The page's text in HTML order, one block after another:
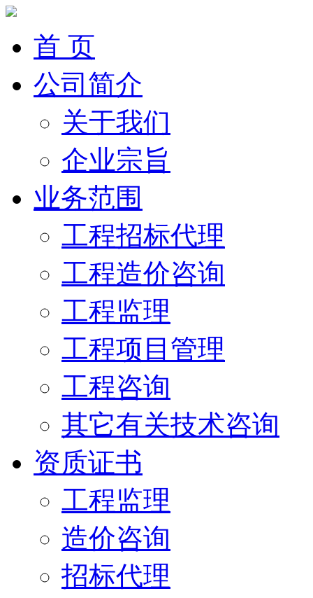
首 页
公司简介
关于我们
企业宗旨
业务范围
工程招标代理
工程造价咨询
工程监理
工程项目管理
工程咨询
其它有关技术咨询
资质证书
工程监理
造价咨询
招标代理